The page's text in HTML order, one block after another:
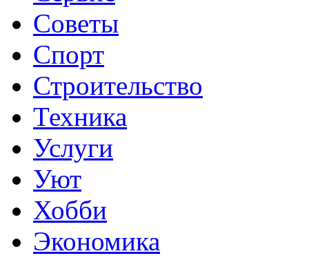
Советы
Спорт
Строительство
Техника
Услуги
Уют
Хобби
Экономика